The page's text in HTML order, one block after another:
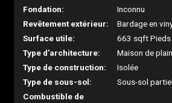
Fondation:
Inconnu
Revêtement extérieur:
Bardage en
Surface utile:
663 sqft
Type d'architecture:
Maison de
Type de construction:
Isolée
Type de sous-sol:
Sous-sol partiel
Combustible de